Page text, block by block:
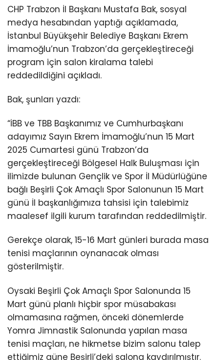
CHP Trabzon İl Başkanı Mustafa Bak, sosyal
medya hesabından yaptığı açıklamada,
İstanbul Büyükşehir Belediye Başkanı Ekrem
İmamoğlu’nun Trabzon’da gerçekleştireceği
program için salon kiralama talebi
reddedildiğini açıkladı.
Bak, şunları yazdı:
“İBB ve TBB Başkanımız ve Cumhurbaşkanı
adayımız Sayın Ekrem İmamoğlu’nun 15 Mart
2025 Cumartesi günü Trabzon’da
gerçekleştireceği Bölgesel Halk Buluşması için
ilimizde bulunan Gençlik ve Spor İl Müdürlüğüne
bağlı Beşirli Çok Amaçlı Spor Salonunun 15 Mart
günü İl başkanlığımıza tahsisi için talebimiz
maalesef ilgili kurum tarafından reddedilmiştir.
Gerekçe olarak, 15-16 Mart günleri burada masa
tenisi maçlarının oynanacak olması
gösterilmiştir.
Oysaki Beşirli Çok Amaçlı Spor Salonunda 15
Mart günü planlı hiçbir spor müsabakası
olmamasına rağmen, önceki dönemlerde
Yomra Jimnastik Salonunda yapılan masa
tenisi maçları, ne hikmetse bizim salonu talep
ettiğimiz güne Beşirli’deki salona kaydırılmıştır.